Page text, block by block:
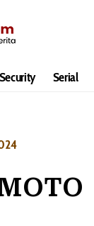
Serial